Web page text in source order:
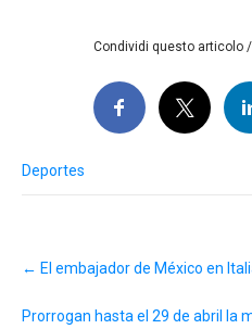
Condividi questo articolo
Deportes
navigation
← El embajador de México en
Prorrogan hasta el 29 de abril la